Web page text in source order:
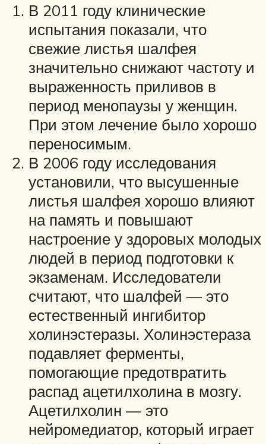
В 2011 году клинические
испытания показали, что
свежие листья шалфея
значительно снижают частоту и
выраженность приливов в
период менопаузы у женщин.
При этом лечение было хорошо
переносимым.
В 2006 году исследования
установили, что высушенные
листья шалфея хорошо влияют
на память и повышают
настроение у здоровых молодых
людей в период подготовки к
экзаменам. Исследователи
считают, что шалфей — это
естественный ингибитор
холинэстеразы. Холинэстераза
подавляет ферменты,
помогающие предотвратить
распад ацетилхолина в мозгу.
Ацетилхолин — это
нейромедиатор, который играет